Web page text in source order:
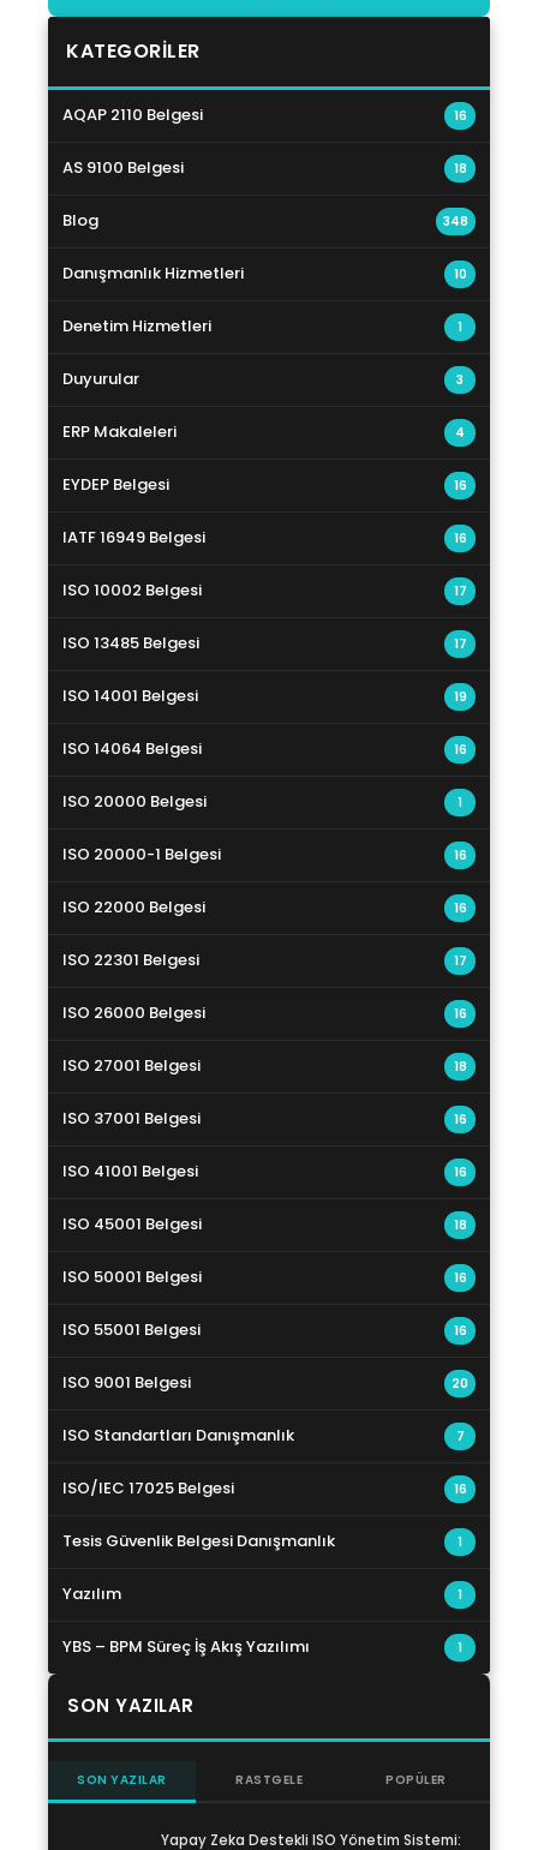
KATEGORILER
AQAP 2110 Belgesi 16
AS 9100 Belgesi 18
Blog 348
Danışmanlık Hizmetleri 10
Denetim Hizmetleri 1
Duyurular 3
ERP Makaleleri 4
EYDEP Belgesi 16
IATF 16949 Belgesi 16
ISO 10002 Belgesi 17
ISO 13485 Belgesi 17
ISO 14001 Belgesi 19
ISO 14064 Belgesi 16
ISO 20000 Belgesi 1
ISO 20000-1 Belgesi 16
ISO 22000 Belgesi 16
ISO 22301 Belgesi 17
ISO 26000 Belgesi 16
ISO 27001 Belgesi 18
ISO 37001 Belgesi 16
ISO 41001 Belgesi 16
ISO 45001 Belgesi 18
ISO 50001 Belgesi 16
ISO 55001 Belgesi 16
ISO 9001 Belgesi 20
ISO Standartları Danışmanlık 7
ISO/IEC 17025 Belgesi 16
Tesis Güvenlik Belgesi Danışmanlık 1
Yazılım 1
YBS – BPM Süreç İş Akış Yazılımı 1
SON YAZILAR
SON YAZILAR RASTGELE POPÜLER
Yapay Zeka Destekli ISO Yönetim Sistemi: